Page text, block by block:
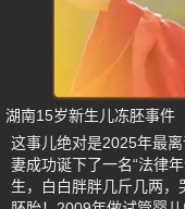
湖南15岁新生儿冻胚事件
这事儿绝对是2025年最
妻成功诞下了一名“法律
生，白白胖胖几斤几两